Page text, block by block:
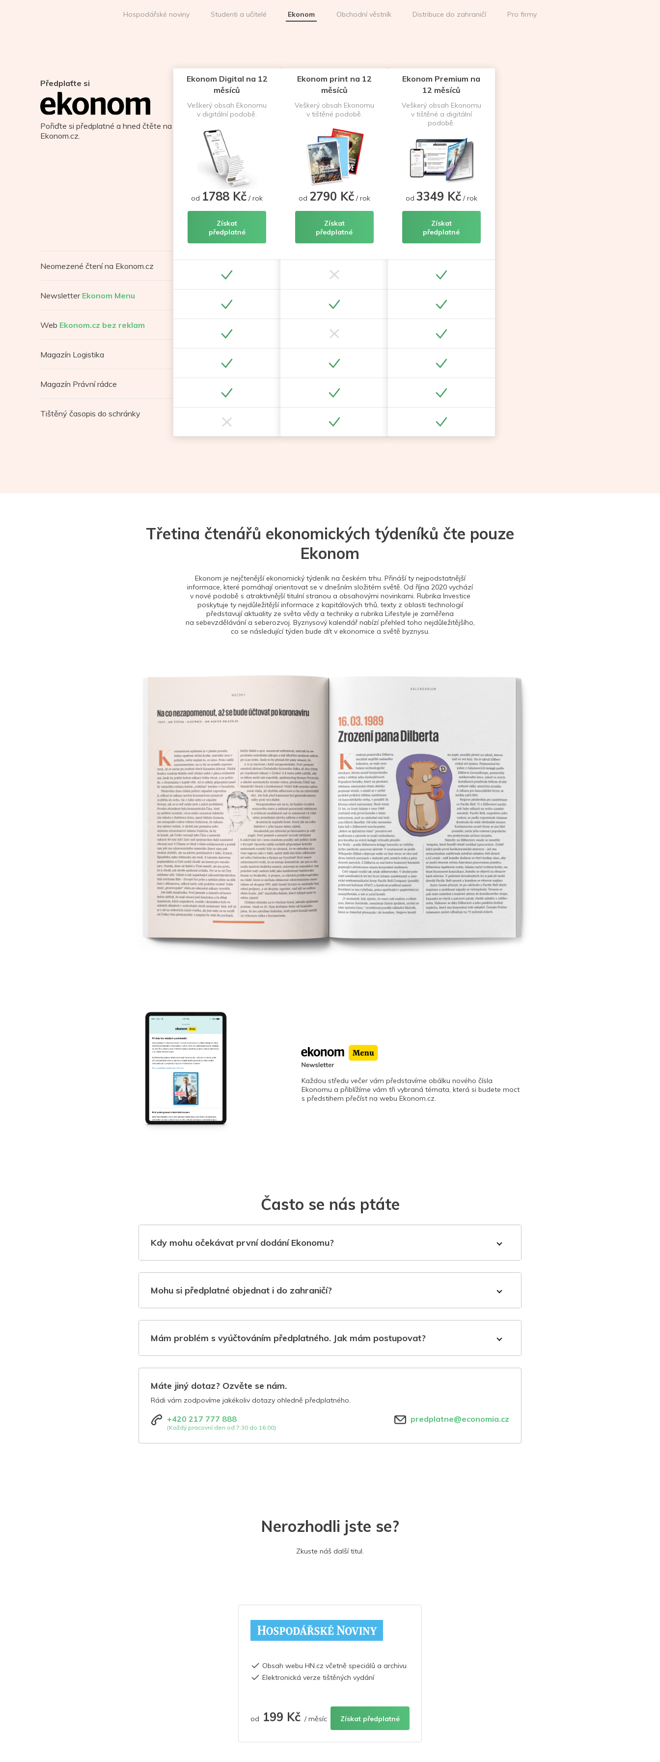
Hospodářské noviny Studenti a učitelé Ekonom Obchodní věstník Distribuce do zahraničí Pro firmy
Předplaťte si
Pořiďte si předplatné a hned čtěte na
Ekonom.cz.
Neomezené čtení na Ekonom.cz
Newsletter Ekonom Menu
Web Ekonom.cz bez reklam
Magazín Logistika
Magazín Právní rádce
Tištěný časopis do schránky
Ekonom Digital na 12
měsíců
Veškerý obsah Ekonomu
v digitální podobě.
od 1788 Kč / rok
Získat
předplatné
Ekonom print na 12
měsíců
Veškerý obsah Ekonomu
v tištěné podobě.
od 2790 Kč/ rok
Získat
předplatné
Ekonom Premium na
12 měsíců
Veškerý obsah Ekonomu
v tištěné a digitální
podobě.
od 3349 Kč/ rok
Získat
předplatné
Třetina čtenářů ekonomických týdeníků čte pouze
Ekonom
Ekonom je nejčtenější ekonomický týdeník na českém trhu. Přináší ty nejpodstatnější
informace, které pomáhají orientovat se v dnešním složitém světě. Od října 2020 vychází
v nové podobě s atraktivnější titulní stranou a obsahovými novinkami. Rubrika Investice
poskytuje ty nejdůležitější informace z kapitálových trhů, texty z oblasti technologií
představují aktuality ze světa vědy a techniky a rubrika Lifestyle je zaměřena
na sebevzdělávání a seberozvoj. Byznysový kalendář nabízí přehled toho nejdůležitějšího,
co se následující týden bude dít v ekonomice a světě byznysu.
Každou středu večer vám představíme obálku nového čísla
Ekonomu a přiblížíme vám tři vybraná témata, která si budete moct
s předstihem přečíst na webu Ekonom.cz.
Často se nás ptáte
Kdy mohu očekávat první dodání Ekonomu?
Mohu si předplatné objednat i do zahraničí?
Mám problém s vyúčtováním předplatného. Jak mám postupovat?
Máte jiný dotaz? Ozvěte se nám.
Rádi vám zodpovíme jakékoliv dotazy ohledně předplatného.
+420 217 777 888
(Každý pracovní den od 7:30 do 16:00)
predplatne@economia.cz
Nerozhodli jste se?
Zkuste náš další titul.
Obsah webu HN.cz včetně speciálů a archivu
Elektronická verze tištěných vydání
od 199 Kč / měsíc Získat předplatné